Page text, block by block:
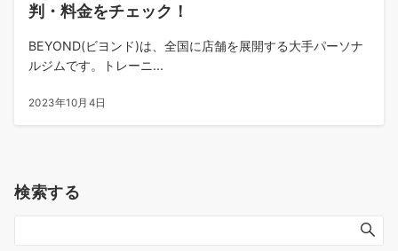
判・料金をチェック！
BEYOND(ビヨンド)は、全国に店舗を展開する大手パーソナ
ルジムです。トレーニ...
2023年10月4日
検索する